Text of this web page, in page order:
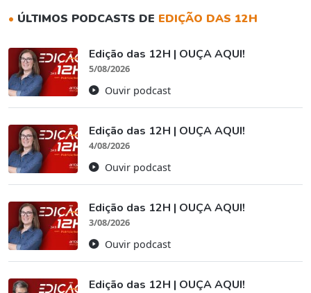
• ÚLTIMOS PODCASTS DE EDIÇÃO DAS 12H
Edição das 12H | OUÇA AQUI!
5/08/2026
Ouvir podcast
Edição das 12H | OUÇA AQUI!
4/08/2026
Ouvir podcast
Edição das 12H | OUÇA AQUI!
3/08/2026
Ouvir podcast
Edição das 12H | OUÇA AQUI!